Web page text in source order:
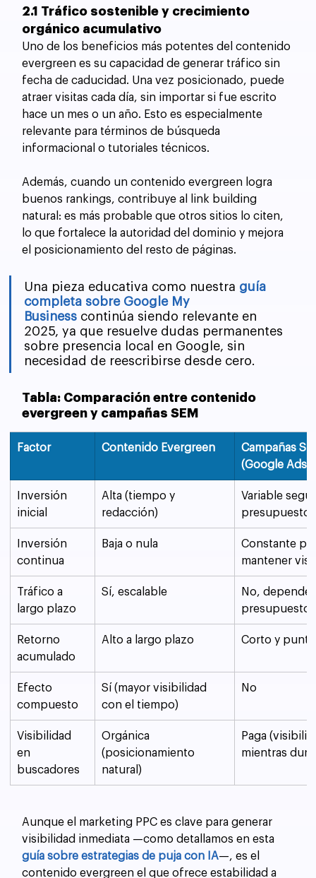
2.1 Tráfico sostenible y crecimiento
orgánico acumulativo
Uno de los beneficios más potentes del contenido
evergreen es su capacidad de generar tráfico sin
fecha de caducidad. Una vez posicionado, puede
atraer visitas cada día, sin importar si fue escrito
hace un mes o un año. Esto es especialmente
relevante para términos de búsqueda
informacional o tutoriales técnicos.
Además, cuando un contenido evergreen logra
buenos rankings, contribuye al link building
natural: es más probable que otros sitios lo citen,
lo que fortalece la autoridad del dominio y mejora
el posicionamiento del resto de páginas.
Una pieza educativa como nuestra guía
completa sobre Google My
Business continúa siendo relevante en
2025, ya que resuelve dudas permanentes
sobre presencia local en Google, sin
necesidad de reescribirse desde cero.
Tabla: Comparación entre contenido
evergreen y campañas SEM
Factor Contenido Evergreen
Campañas
(Google Ads)
Inversión
inicial
Alta (tiempo y
redacción)
Variable
presupuesto
Inversión
continua
Baja o nula
Constante
mantener
Tráfico a
largo plazo
Sí, escalable
No, depende
presupuesto
Retorno
acumulado
Alto a largo plazo Corto y
Efecto
compuesto
Sí (mayor visibilidad
con el tiempo)
No
Visibilidad
en
buscadores
Orgánica
(posicionamiento
natural)
Paga
mientras
Aunque el marketing PPC es clave para generar
visibilidad inmediata —como detallamos en esta
guía sobre estrategias de puja con IA—, es el
contenido evergreen el que ofrece estabilidad a